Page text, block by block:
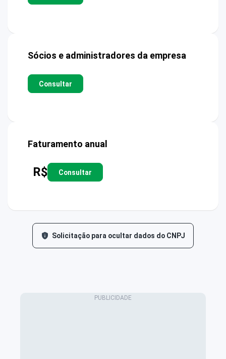
Sócios e administradores da empresa
Consultar
Faturamento anual
R$ Consultar
Solicitação para ocultar dados do CNPJ